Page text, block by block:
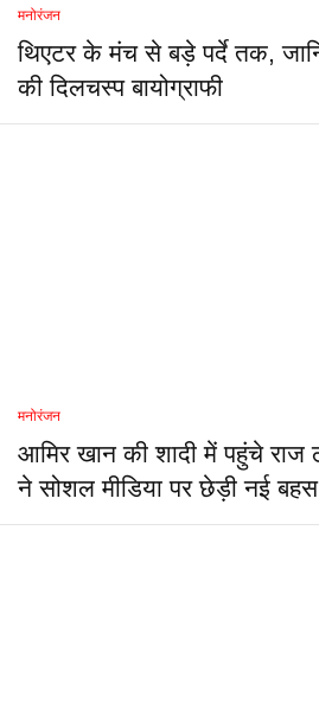
मनोरंजन
थिएटर के मंच से बड़े पर्दे तक,
की दिलचस्प बायोग्राफी
मनोरंजन
आमिर खान की शादी में पहुंचे राज
ने सोशल मीडिया पर छेड़ी नई बहस